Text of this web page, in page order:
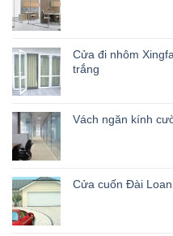
Cửa đi nhôm
trắng
Vách ngăn kính
Cửa cuốn Đài